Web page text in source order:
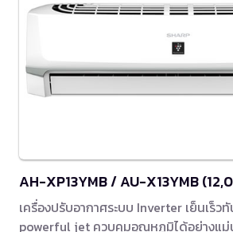
AH-XP13YMB / AU-X13YMB
เครื่องปรับอากาศระบบ Inverter เย็นเร็ว
powerful jet ควบคุมอุณหภูมิได้อย่างแม่